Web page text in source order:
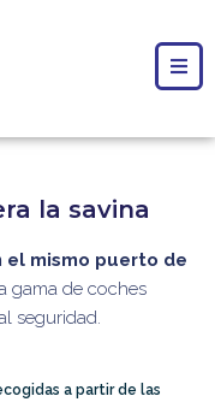
la savina
el mismo puerto de
gama de coches
seguridad.
a partir de las